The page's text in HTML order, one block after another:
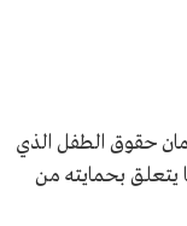
حقوق الطفل الذي
يتعلق بحمايته من